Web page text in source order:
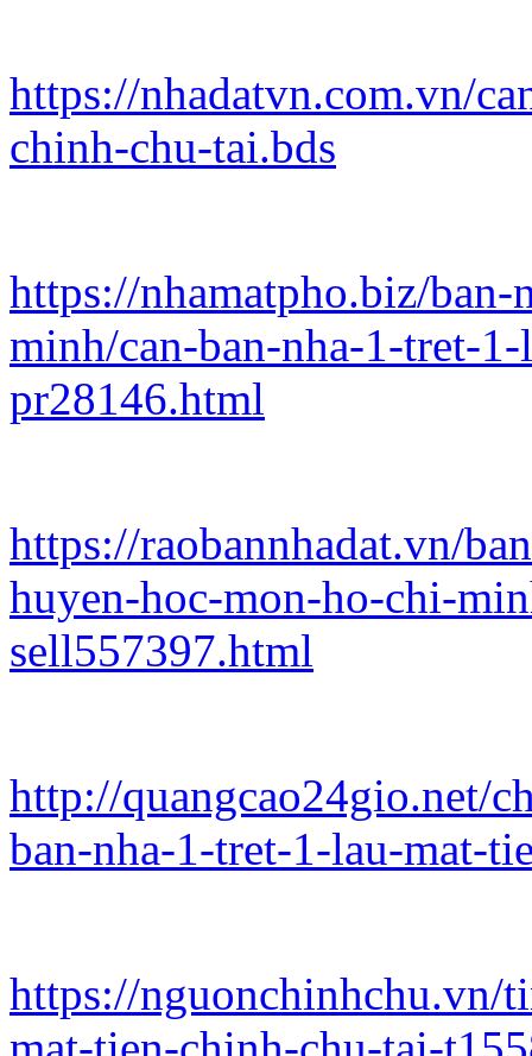
https://nhadatvn.com.vn/
chinh-chu-tai.bds
https://nhamatpho.biz/
minh/can-ban-nha-1-tret-
pr28146.html
https://raobannhadat.vn/
huyen-hoc-mon-ho-chi-
sell557397.html
http://quangcao24gio.net/
ban-nha-1-tret-1-lau-mat-
https://nguonchinhchu.vn/